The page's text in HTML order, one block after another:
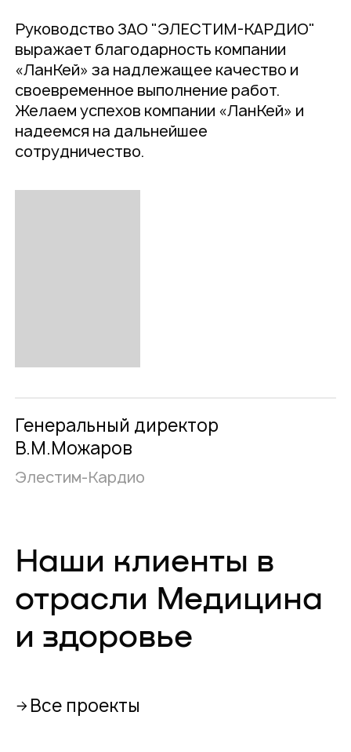
Руководство ЗАО "ЭЛЕСТИМ-КАРДИО"
выражает благодарность компании
«ЛанКей» за надлежащее качество и
своевременное выполнение работ.
Желаем успехов компании «ЛанКей» и
надеемся на дальнейшее
сотрудничество.
Генеральный директор
В.М.Можаров
Элестим-Кардио
Наши клиенты в
отрасли Медицина
и здоровье
Все проекты